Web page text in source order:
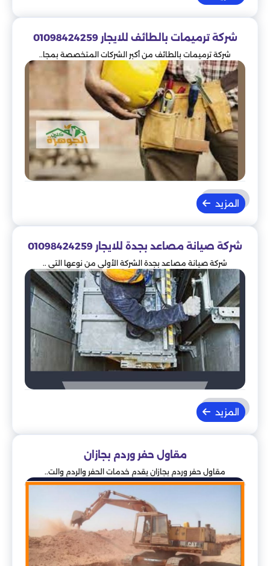
شركة ترميمات بالطائف للايجار 01098424259
شركة ترميمات بالطائف من أكبر الشركات المتخصصة بمجا..
المزيد
شركة صيانة مصاعد بجدة للايجار 01098424259
شركة صيانة مصاعد بجدة الشركة الأولى من نوعها التي ..
المزيد
مقاول حفر وردم بجازان
مقاول حفر وردم بجازان يقدم خدمات الحفر والردم والت..